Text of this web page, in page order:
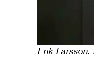
Erik Larsson.